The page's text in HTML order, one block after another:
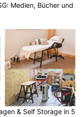
Medien, Bücher und
& Self Storage in 5